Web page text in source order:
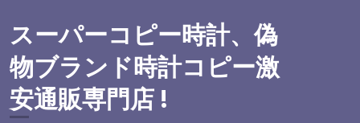
テ
ン
ツ
へ
スーパーコピー時計、偽
物ブランド時計コピー激
安通販専門店 !